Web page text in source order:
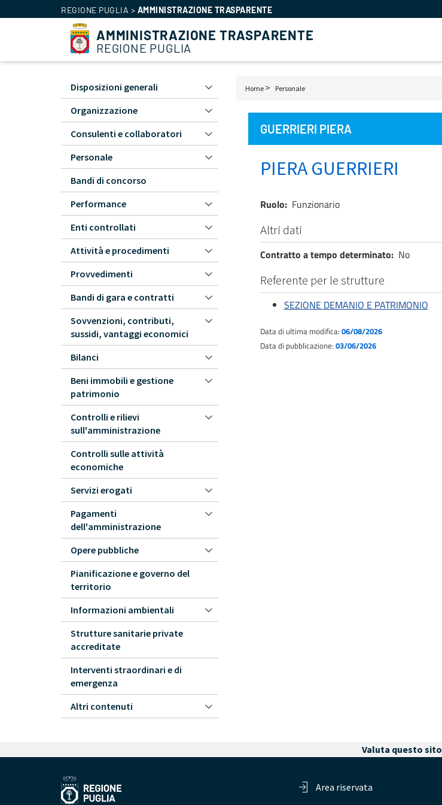
REGIONE PUGLIA > AMMINISTRAZIONE TRASPARENTE
AMMINISTRAZIONE TRASPARENTE
REGIONE PUGLIA
Briciole
pane
Home Personale
GUERRIERI PIERA
PIERA GUERRIERI
Ruolo Funzionario
Altri dati
Contratto a tempo determinato No
Referente per le strutture
SEZIONE DEMANIO E PATRIMONIO
Data di ultima modifica: 06/08/2026
Data di pubblicazione: 03/06/2026
Amministrazione
Trasparente
L1
Disposizioni generali
Organizzazione
Consulenti e collaboratori
Personale
Bandi di concorso
Performance
Enti controllati
Attività e procedimenti
Provvedimenti
Bandi di gara e contratti
Sovvenzioni, contributi,
sussidi, vantaggi economici
Bilanci
Beni immobili e gestione
patrimonio
Controlli e rilievi
sull'amministrazione
Controlli sulle attività
economiche
Servizi erogati
Pagamenti
dell'amministrazione
Opere pubbliche
Pianificazione e governo del
territorio
Informazioni ambientali
Strutture sanitarie private
accreditate
Interventi straordinari e di
emergenza
Altri contenuti
Valuta questo sito
Area riservata